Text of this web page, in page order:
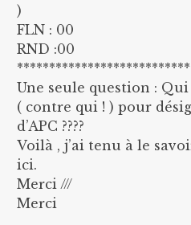
)
FLN : 00
RND :00
Une seule question : Qui
( contre qui ! ) pour
d’APC ????
Voilà , j’ai tenu à le
ici.
Merci ///
Merci